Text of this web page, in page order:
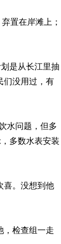
置在岸滩上；
是从长江里抽
们没用过，有
水问题，但多
多数水表安装
喜。没想到他
，检查组一走